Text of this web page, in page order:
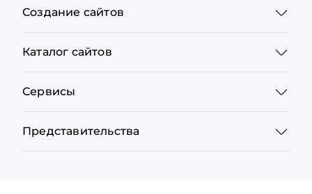
Создание сайтов
Каталог сайтов
Сервисы
Представительства